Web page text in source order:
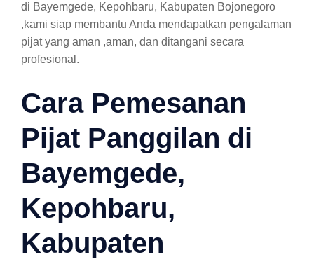
di Bayemgede, Kepohbaru, Kabupaten Bojonegoro
,kami siap membantu Anda mendapatkan pengalaman
pijat yang aman ,aman, dan ditangani secara
profesional.
Cara Pemesanan
Pijat Panggilan di
Bayemgede,
Kepohbaru,
Kabupaten